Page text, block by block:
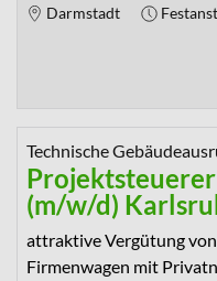
Darmstadt
Technische
(m/w/d)
attraktive Vergütung
Firmenwagen mit